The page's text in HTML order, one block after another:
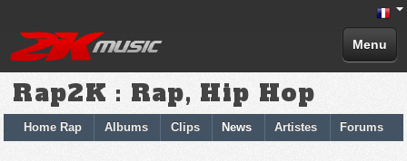
Menu
Rap2K : Rap, Hip Hop
Home Rap Albums Clips News Artistes Forums